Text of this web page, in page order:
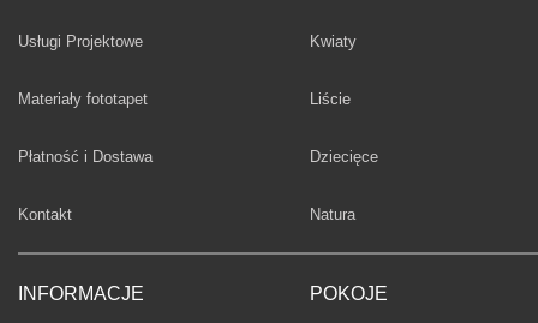
Usługi Projektowe
Materiały fototapet
Płatność i Dostawa
Kontakt
INFORMACJE
Fototapety
Kwiaty
Fototapety
Liście
Fototapety
Dziecięce
Fototapety
Natura
POKOJE